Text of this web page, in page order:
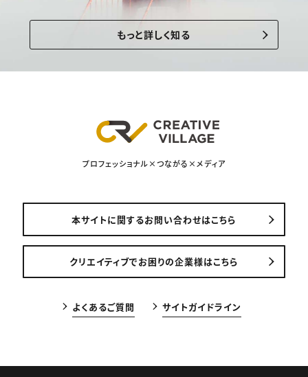
もっと詳しく知る
プロフェッショナル×つながる×メディア
本サイトに関するお問い合わせはこちら
クリエイティブでお困りの企業様はこちら
よくあるご質問 サイトガイドライン